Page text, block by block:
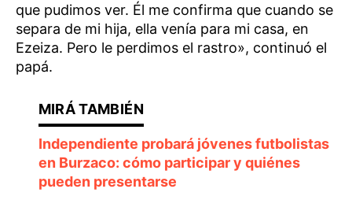
que pudimos ver. Él me confirma que cuando se
separa de mi hija, ella venía para mi casa, en
Ezeiza. Pero le perdimos el rastro», continuó el
papá.
Independiente probará jóvenes futbolistas
en Burzaco: cómo participar y quiénes
pueden presentarse